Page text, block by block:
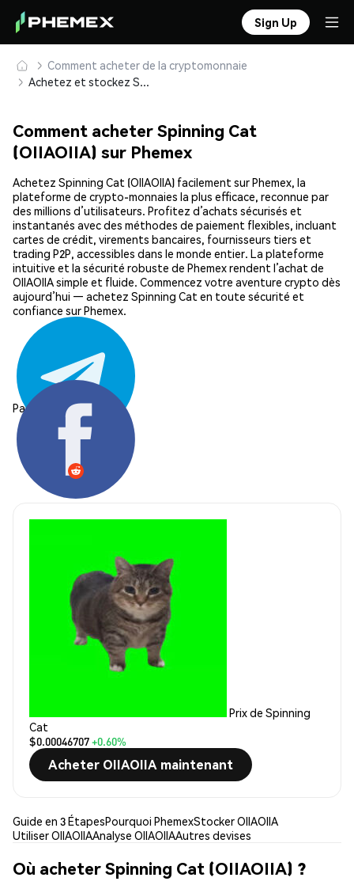
Sign Up
Comment acheter de la cryptomonnaie
Achetez et stockez Spinning Cat (OIIAOIIA) en toute sécurité
Comment acheter Spinning Cat
(OIIAOIIA) sur Phemex
Achetez Spinning Cat (OIIAOIIA) facilement sur Phemex, la
plateforme de crypto-monnaies la plus efficace, reconnue par
des millions d’utilisateurs. Profitez d’achats sécurisés et
instantanés avec des méthodes de paiement flexibles, incluant
cartes de crédit, virements bancaires, fournisseurs tiers et
trading P2P, accessibles dans le monde entier. La plateforme
intuitive et la sécurité robuste de Phemex rendent l’achat de
OIIAOIIA simple et fluide. Commencez votre aventure crypto dès
aujourd’hui — achetez Spinning Cat en toute sécurité et
confiance sur Phemex.
Partager:
Prix de Spinning
Cat
$0.00046707+0.60%
Acheter OIIAOIIA maintenant
Guide en 3 ÉtapesPourquoi PhemexStocker OIIAOIIA
Utiliser OIIAOIIAAnalyse OIIAOIIAAutres devises
Où acheter Spinning Cat (OIIAOIIA) ?